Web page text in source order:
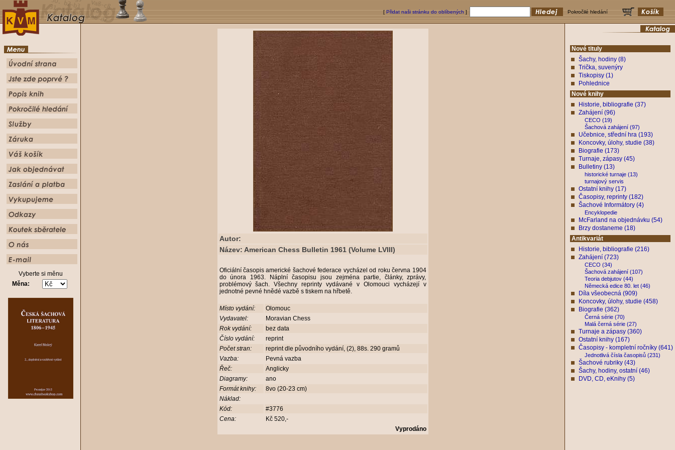
[ Přidat naši stránku do oblíbených ] Pokročilé hledání
Vyberte si měnu
Měna:
Autor:
Název: American Chess Bulletin 1961 (Volume LVIII)
Oficiální časopis americké šachové federace vycházel od roku června 1904
do února 1963. Náplní časopisu jsou zejména partie, články, zprávy,
problémový šach. Všechny reprinty vydávané v Olomouci vycházejí v
jednotné pevné hnědé vazbě s tiskem na hřbetě.
Místo vydání:
Olomouc
Vydavatel:
Moravian Chess
Rok vydání:
bez data
Číslo vydání:
reprint
Počet stran:
reprint dle původního vydání, (2), 88s. 290 gramů
Vazba:
Pevná vazba
Řeč:
Anglicky
Diagramy:
ano
Formát knihy:
8vo (20-23 cm)
Náklad:
Kód:
#3776
Cena:
Kč 520,-
Vyprodáno
Nové tituly
Šachy, hodiny (8)
Trička, suvenýry
Tiskopisy (1)
Pohlednice
Nové knihy
Historie, bibliografie (37)
Zahájení (96)
CECO (19)
Šachová zahájení (97)
Učebnice, střední hra (193)
Koncovky, úlohy, studie (38)
Biografie (173)
Turnaje, zápasy (45)
Bulletiny (13)
historické turnaje (13)
turnajový servis
Ostatní knihy (17)
Časopisy, reprinty (182)
Šachové Informátory (4)
Encyklopedie
McFarland na objednávku (54)
Brzy dostaneme (18)
Antikvariát
Historie, bibliografie (216)
Zahájení (723)
CECO (34)
Šachová zahájení (107)
Teoria debjutov (44)
Německá edice 80. let (46)
Díla všeobecná (909)
Koncovky, úlohy, studie (458)
Biografie (362)
Černá série (70)
Malá černá série (27)
Turnaje a zápasy (360)
Ostatní knihy (167)
Časopisy - kompletní ročníky (641)
Jednotlivá čísla časopisů (231)
Šachové rubriky (43)
Šachy, hodiny, ostatní (46)
DVD, CD, eKnihy (5)